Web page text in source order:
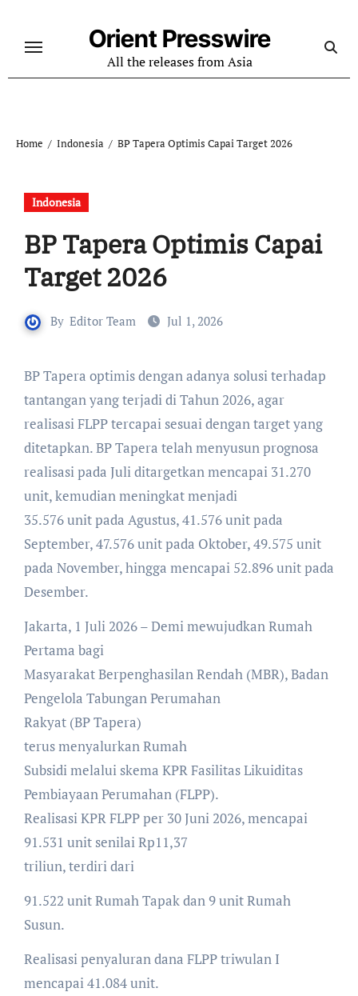
content
Orient Presswire
All the releases from Asia
Home Indonesia BP Tapera Optimis Capai Target 2026
Indonesia
BP Tapera Optimis Capai
Target 2026
By Editor Team Jul 1, 2026
BP Tapera optimis dengan adanya solusi terhadap
tantangan yang terjadi di Tahun 2026, agar
realisasi FLPP tercapai sesuai dengan target yang
ditetapkan. BP Tapera telah menyusun prognosa
realisasi pada Juli ditargetkan mencapai 31.270
unit, kemudian meningkat menjadi
35.576 unit pada Agustus, 41.576 unit pada
September, 47.576 unit pada Oktober, 49.575 unit
pada November, hingga mencapai 52.896 unit pada
Desember.
Jakarta, 1 Juli 2026 – Demi mewujudkan Rumah
Pertama bagi
Masyarakat Berpenghasilan Rendah (MBR), Badan
Pengelola Tabungan Perumahan
Rakyat (BP Tapera)
terus menyalurkan Rumah
Subsidi melalui skema KPR Fasilitas Likuiditas
Pembiayaan Perumahan (FLPP).
Realisasi KPR FLPP per 30 Juni 2026, mencapai
91.531 unit senilai Rp11,37
triliun, terdiri dari
91.522 unit Rumah Tapak dan 9 unit Rumah
Susun.
Realisasi penyaluran dana FLPP triwulan I
mencapai 41.084 unit.